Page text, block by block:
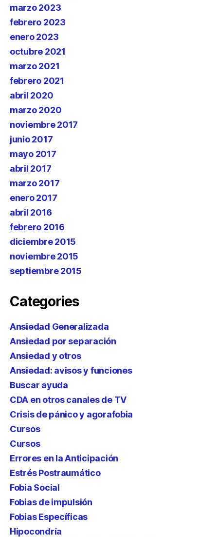
marzo 2023
febrero 2023
enero 2023
octubre 2021
marzo 2021
febrero 2021
abril 2020
marzo 2020
noviembre 2017
junio 2017
mayo 2017
abril 2017
marzo 2017
enero 2017
abril 2016
febrero 2016
diciembre 2015
noviembre 2015
septiembre 2015
Categories
Ansiedad Generalizada
Ansiedad por separación
Ansiedad y otros
Ansiedad: avisos y funciones
Buscar ayuda
CDA en otros canales de TV
Crisis de pánico y agorafobia
Cursos
Cursos
Errores en la Anticipación
Estrés Postraumático
Fobia Social
Fobias de impulsión
Fobias Específicas
Hipocondría